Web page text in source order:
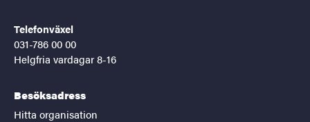
Telefonväxel
031-786 00 00
Helgfria vardagar 8-16
Besöksadress
Hitta organisation